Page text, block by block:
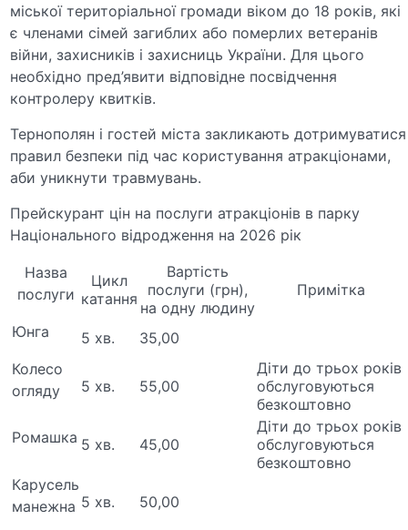
міської територіальної громади віком до 18 років, які
є членами сімей загиблих або померлих ветеранів
війни, захисників і захисниць України. Для цього
необхідно пред’явити відповідне посвідчення
контролеру квитків.
Тернополян і гостей міста закликають дотримуватися
правил безпеки під час користування атракціонами,
аби уникнути травмувань.
Прейскурант цін на послуги атракціонів в парку
Національного відродження на 2026 рік
Назва
послуги
Цикл
катання
Вартість
послуги (грн),
на одну людину
Примітка
Юнга 5 хв.
35,00
Колесо
огляду
5 хв. 55,00
Діти до трьох років
обслуговуються
безкоштовно
Ромашка 5 хв. 45,00
Діти до трьох років
обслуговуються
безкоштовно
Карусель
манежна 5 хв. 50,00